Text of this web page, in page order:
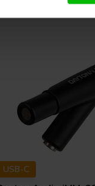
USB-C